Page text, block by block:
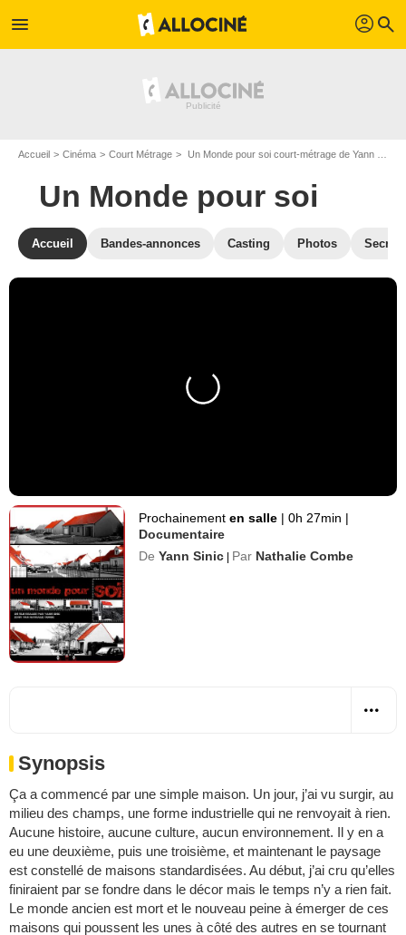
menu profil search
Accueil Cinéma Court Métrage Un Monde pour soi court-métrage de Yann Sinic
Un Monde pour soi
Accueil Bandes-annonces Casting Photos
Prochainementen salle | 0h 27min |
Documentaire
De Yann Sinic | Par Nathalie Combe
Synopsis
Ça a commencé par une simple maison. Un jour, j’ai vu surgir, au
milieu des champs, une forme industrielle qui ne renvoyait à rien.
Aucune histoire, aucune culture, aucun environnement. Il y en a
eu une deuxième, puis une troisième, et maintenant le paysage
est constellé de maisons standardisées. Au début, j’ai cru qu’elles
finiraient par se fondre dans le décor mais le temps n’y a rien fait.
Le monde ancien est mort et le nouveau peine à émerger de ces
maisons qui poussent les unes à côté des autres en se tournant